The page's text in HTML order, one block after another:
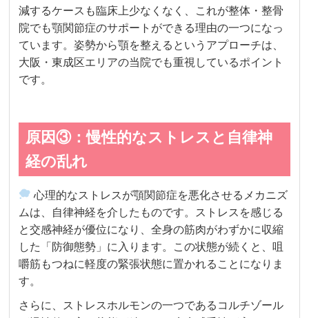
減するケースも臨床上少なくなく、これが整体・整骨
院でも顎関節症のサポートができる理由の一つになっ
ています。姿勢から顎を整えるというアプローチは、
大阪・東成区エリアの当院でも重視しているポイント
です。
原因③：慢性的なストレスと自律神
経の乱れ
心理的なストレスが顎関節症を悪化させるメカニズ
ムは、自律神経を介したものです。ストレスを感じる
と交感神経が優位になり、全身の筋肉がわずかに収縮
した「防御態勢」に入ります。この状態が続くと、咀
嚼筋もつねに軽度の緊張状態に置かれることになりま
す。
さらに、ストレスホルモンの一つであるコルチゾール